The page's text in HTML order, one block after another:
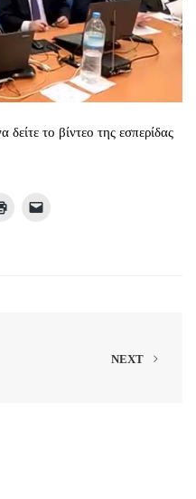
το βίντεο της εσπερίδας
NEXT